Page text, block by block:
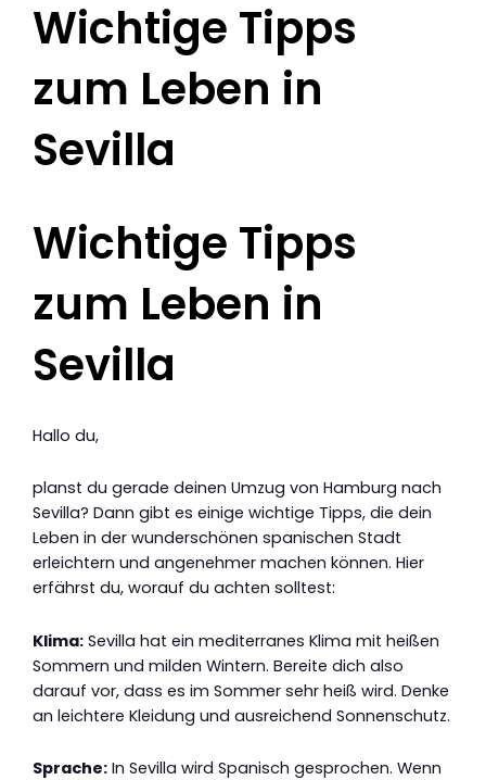
Wichtige Tipps
zum Leben in
Sevilla
Wichtige Tipps
zum Leben in
Sevilla
Hallo du,
planst du gerade deinen Umzug von Hamburg nach
Sevilla? Dann gibt es einige wichtige Tipps, die dein
Leben in der wunderschönen spanischen Stadt
erleichtern und angenehmer machen können. Hier
erfährst du, worauf du achten solltest:
Klima: Sevilla hat ein mediterranes Klima mit heißen
Sommern und milden Wintern. Bereite dich also
darauf vor, dass es im Sommer sehr heiß wird. Denke
an leichtere Kleidung und ausreichend Sonnenschutz.
Sprache: In Sevilla wird Spanisch gesprochen. Wenn